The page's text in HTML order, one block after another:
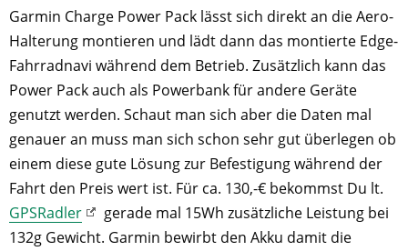
Garmin Charge Power Pack lässt sich direkt an die Aero-
Halterung montieren und lädt dann das montierte Edge-
Fahrradnavi während dem Betrieb. Zusätzlich kann das
Power Pack auch als Powerbank für andere Geräte
genutzt werden. Schaut man sich aber die Daten mal
genauer an muss man sich schon sehr gut überlegen ob
einem diese gute Lösung zur Befestigung während der
Fahrt den Preis wert ist. Für ca. 130,-€ bekommst Du lt.
GPSRadler
gerade mal 15Wh zusätzliche Leistung bei
132g Gewicht. Garmin bewirbt den Akku damit die